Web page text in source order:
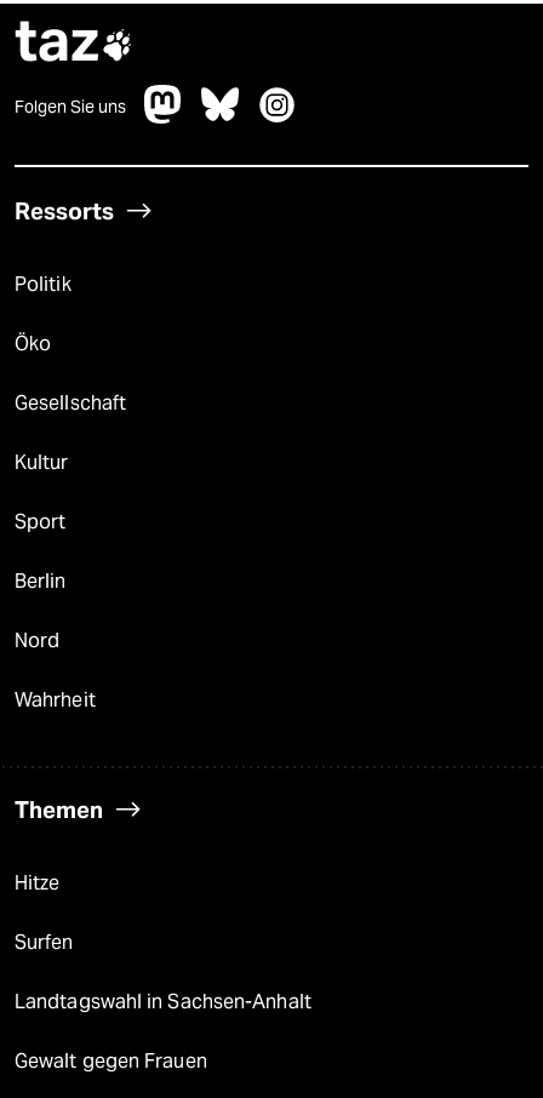
taz
Folgen Sie uns
Ressorts
Politik
Öko
Gesellschaft
Kultur
Sport
Berlin
Nord
Wahrheit
Themen
Hitze
Surfen
Landtagswahl in Sachsen-Anhalt
Gewalt gegen Frauen